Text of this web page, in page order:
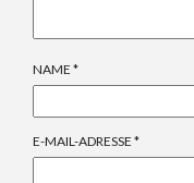
NAME *
E-MAIL-ADRESSE *